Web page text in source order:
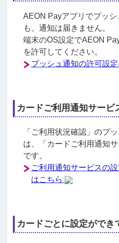
AEON Payアプリでプッ
も、通知は届きません。
端末のOS設定でAEON
を許可してください。
プッシュ通知の許可設
カードご利用通知サービ
「ご利用状況確認」のプ
は、「カードご利用通知
です。
ご利用通知サービスの
はこちら
カードごとに設定ができ